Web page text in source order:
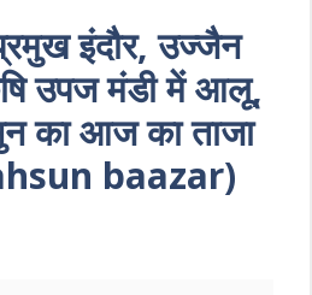
इंदौर, उज्जैन
उपज मंडी में आलू,
का आज का ताजा
baazar)